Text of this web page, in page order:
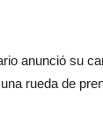
anunció su
rueda de